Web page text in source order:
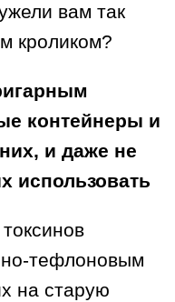
вам так
кроликом?
контейнеры и
и даже не
использовать
тефлоновым
на старую